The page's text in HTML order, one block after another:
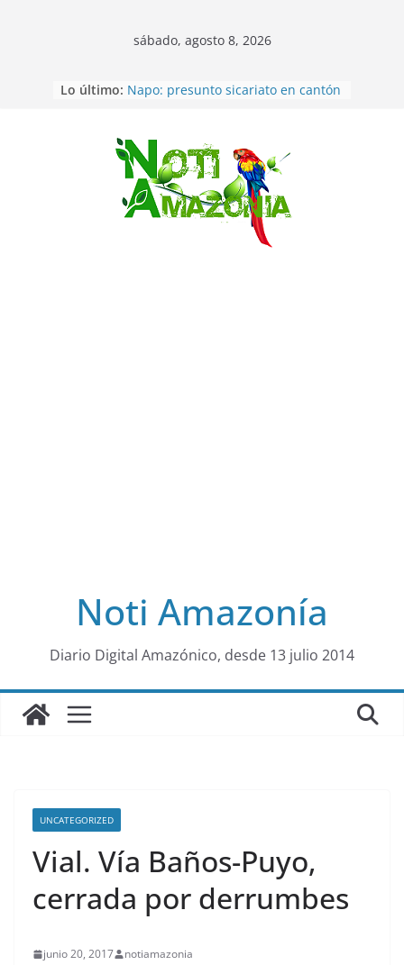
Saltar
al
sábado, agosto 8, 2026
Lo último: Napo: presunto sicariato en cantón
desaparecidos fueron encontrados
muertos en Puerto lopez
Sentencian a 34 años de prisión a
implicados en caso de Alison,
oriunda de Tena
Vozinha, el arquero sensación de
cabo Verde, ya llegó para
Noti Amazonía
Diario Digital Amazónico, desde 13 julio 2014
UNCATEGORIZED
Vial. Vía Baños-Puyo,
cerrada por derrumbes
junio 20, 2017 notiamazonia